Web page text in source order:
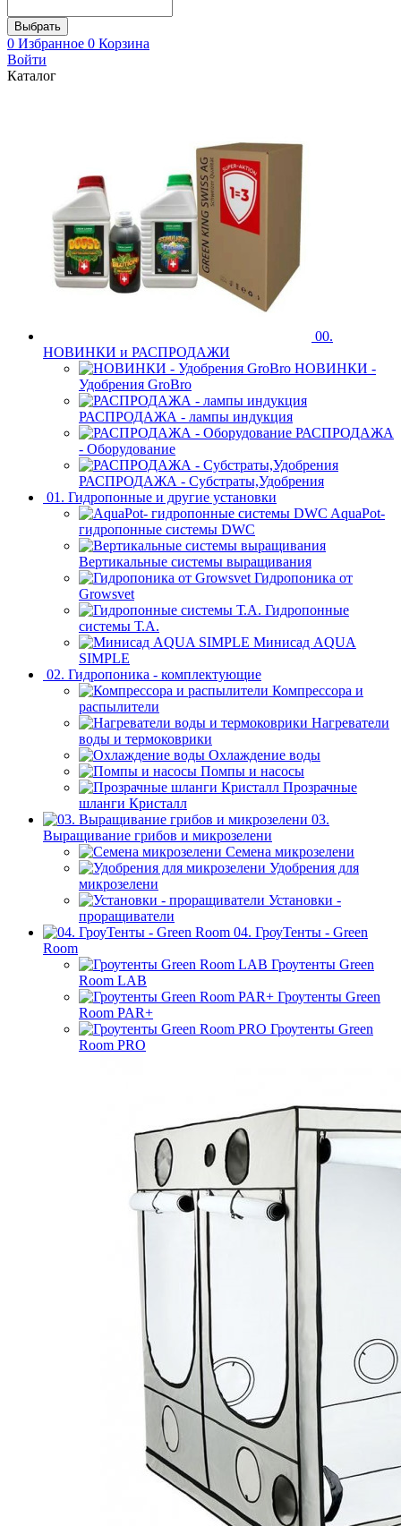
0 Избранное 0 Корзина
Войти
Каталог
00.
НОВИНКИ и РАСПРОДАЖИ
НОВИНКИ -
Удобрения GroBro
РАСПРОДАЖА - лампы индукция
РАСПРОДАЖА
- Оборудование
РАСПРОДАЖА - Субстраты,Удобрения
01. Гидропонные и другие установки
AquaPot-
гидропонные системы DWC
Вертикальные системы выращивания
Гидропоника от
Growsvet
Гидропонные
системы Т.A.
Минисад AQUA
SIMPLE
02. Гидропоника - комплектующие
Компрессора и
распылители
Нагреватели
воды и термоковрики
Охлаждение воды
Помпы и насосы
Прозрачные
шланги Кристалл
03.
Выращивание грибов и микрозелени
Семена микрозелени
Удобрения для
микрозелени
Установки -
проращиватели
04. ГроуТенты - Green
Room
Гроутенты Green
Room LAB
Гроутенты Green
Room PAR+
Гроутенты Green
Room PRO